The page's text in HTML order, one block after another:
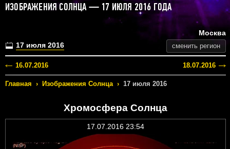
ИЗОБРАЖЕНИЯ СОЛНЦА — 17 ИЮЛЯ 2016 ГОДА
17 июля 2016
Москва
сменить регион
16.07.2016 18.07.2016
Главная › Изображения Солнца › 17 июля 2016
Хромосфера Солнца
17.07.2016 23:54